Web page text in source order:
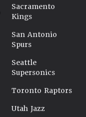
Sacramento
Kings
San Antonio
Spurs
Seattle
Supersonics
Toronto Raptors
Utah Jazz